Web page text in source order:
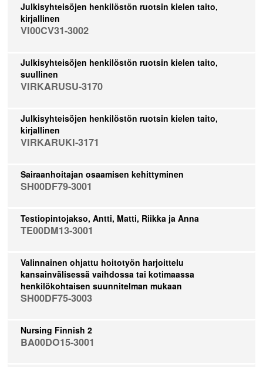
Julkisyhteisöjen henkilöstön ruotsin kielen taito,
kirjallinen
VI00CV31-3002
Julkisyhteisöjen henkilöstön ruotsin kielen taito,
suullinen
VIRKARUSU-3170
Julkisyhteisöjen henkilöstön ruotsin kielen taito,
kirjallinen
VIRKARUKI-3171
Sairaanhoitajan osaamisen kehittyminen
SH00DF79-3001
Testiopintojakso, Antti, Matti, Riikka ja Anna
TE00DM13-3001
Valinnainen ohjattu hoitotyön harjoittelu
kansainvälisessä vaihdossa tai kotimaassa
henkilökohtaisen suunnitelman mukaan
SH00DF75-3003
Nursing Finnish 2
BA00DO15-3001